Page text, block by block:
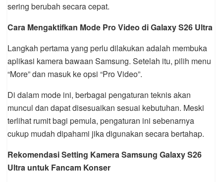
sering berubah secara cepat.
Cara Mengaktifkan Mode Pro Video di Galaxy S26 Ultra
Langkah pertama yang perlu dilakukan adalah membuka
aplikasi kamera bawaan Samsung. Setelah itu, pilih menu
“More” dan masuk ke opsi “Pro Video”.
Di dalam mode ini, berbagai pengaturan teknis akan
muncul dan dapat disesuaikan sesuai kebutuhan. Meski
terlihat rumit bagi pemula, pengaturan ini sebenarnya
cukup mudah dipahami jika digunakan secara bertahap.
Rekomendasi Setting Kamera Samsung Galaxy S26
Ultra untuk Fancam Konser